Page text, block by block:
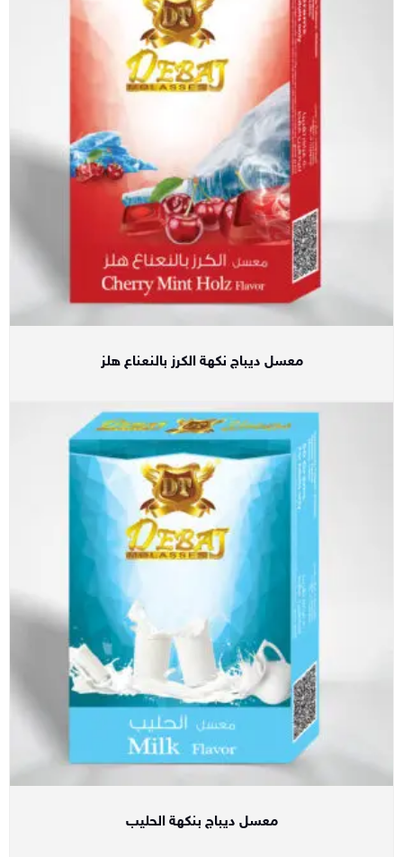
معسل ديباج نكهة الكرز بالنعناع هلز
معسل ديباج بنكهة الحليب